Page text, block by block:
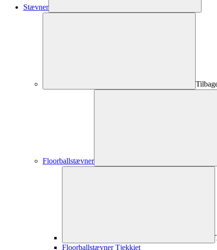
Stævner
Floorballstævner
Floorballstævner Tjekkiet